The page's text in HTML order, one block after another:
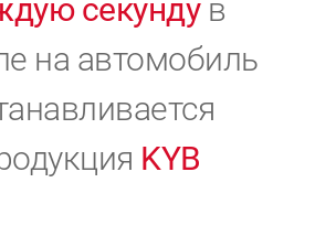
секундув
на автомобиль
KYB